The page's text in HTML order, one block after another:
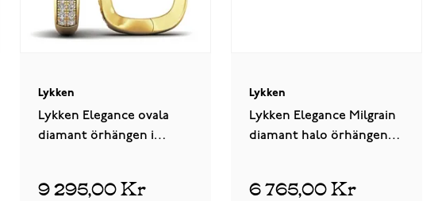
Lykken
Lykken Elegance ovala
diamant örhängen i
9 295,00 Kr
Lykken
Lykken Elegance Milgrain
diamant halo örhängen i
6 765,00 Kr